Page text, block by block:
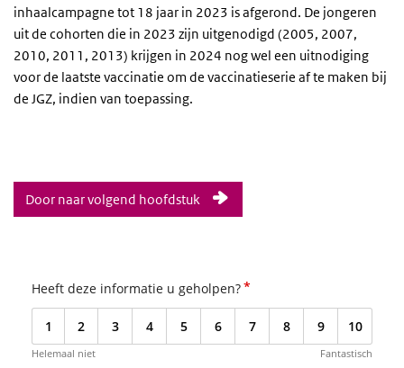
inhaalcampagne tot 18 jaar in 2023 is afgerond. De jongeren
uit de cohorten die in 2023 zijn uitgenodigd (2005, 2007,
2010, 2011, 2013) krijgen in 2024 nog wel een uitnodiging
voor de laatste vaccinatie om de vaccinatieserie af te maken bij
de JGZ, indien van toepassing.
Door naar volgend hoofdstuk
Heeft deze informatie u geholpen?*
1 2 3 4 5 6 7 8 9 10
Helemaal niet Fantastisch